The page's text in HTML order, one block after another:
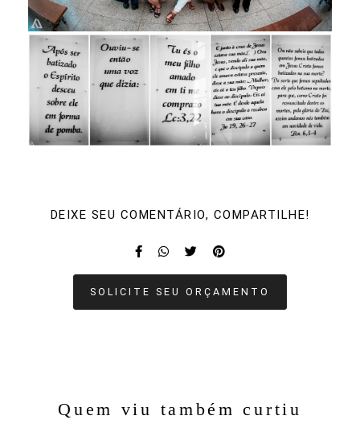
DEIXE SEU COMENTÁRIO, COMPARTILHE!
SOLICITE SEU ORÇAMENTO
Quem viu também curtiu